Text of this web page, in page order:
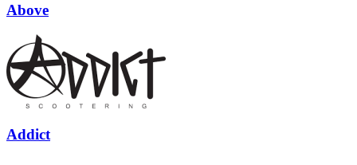
Above
Addict